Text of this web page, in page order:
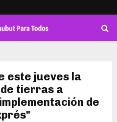
este jueves la
tierras a
de